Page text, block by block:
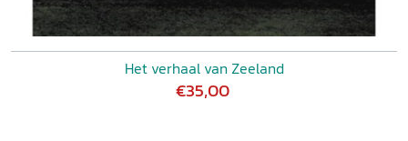
Het verhaal van Zeeland
€35,00